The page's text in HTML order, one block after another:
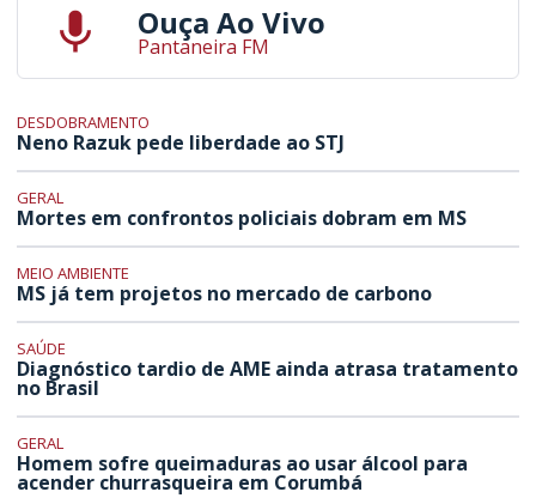
Ouça Ao Vivo
Pantaneira FM
DESDOBRAMENTO
Neno Razuk pede liberdade ao STJ
GERAL
Mortes em confrontos policiais dobram em MS
MEIO AMBIENTE
MS já tem projetos no mercado de carbono
SAÚDE
Diagnóstico tardio de AME ainda atrasa tratamento
no Brasil
GERAL
Homem sofre queimaduras ao usar álcool para
acender churrasqueira em Corumbá